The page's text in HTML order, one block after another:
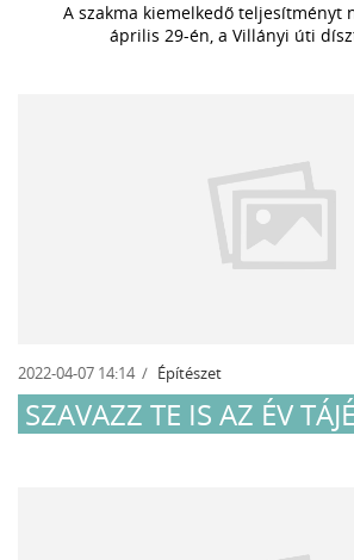
A szakma kiemelkedő teljesítményt
április 29-én, a Villányi úti
2022-04-07 14:14 Építészet
SZAVAZZ TE IS AZ ÉV